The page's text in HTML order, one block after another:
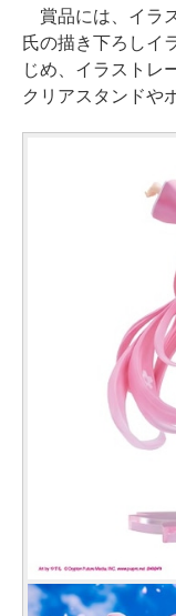
賞品には、イラ
氏の描き下ろしイ
じめ、イラストレ
クリアスタンドや